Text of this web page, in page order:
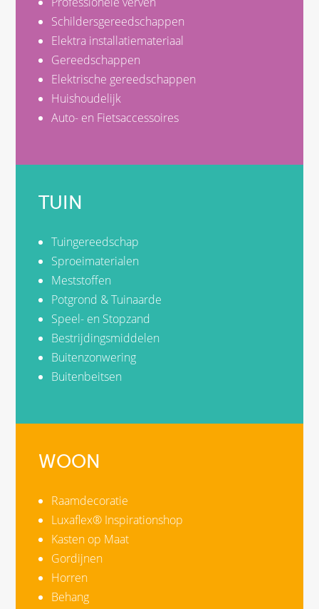
Schildersgereedschappen
Elektra installatiemateriaal
Gereedschappen
Elektrische gereedschappen
Huishoudelijk
Auto- en Fietsaccessoires
TUIN
Tuingereedschap
Sproeimaterialen
Meststoffen
Potgrond & Tuinaarde
Speel- en Stopzand
Bestrijdingsmiddelen
Buitenzonwering
Buitenbeitsen
WOON
Raamdecoratie
Luxaflex® Inspirationshop
Kasten op Maat
Gordijnen
Horren
Behang